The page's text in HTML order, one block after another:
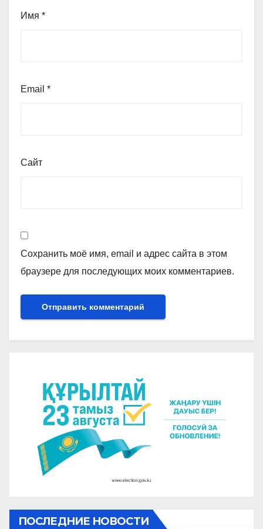
Имя *
Email *
Сайт
Сохранить моё имя, email и адрес сайта в этом
браузере для последующих моих комментариев.
ПОСЛЕДНИЕ НОВОСТИ